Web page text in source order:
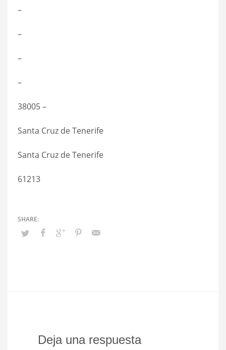
–
–
–
–
38005 –
Santa Cruz de Tenerife
Santa Cruz de Tenerife
61213
Deja una respuesta